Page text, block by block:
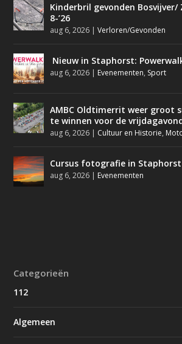
Kinderbril gevonden Bosvijver/
8-’26
aug 6, 2026 |Verloren/Gevonden
Nieuw in Staphorst:
aug 6, 2026 | Evenementen, Sport
AMBC Oldtimerrit weer groot
te winnen voor de
aug 6, 2026 | Cultuur en Historie,
Cursus fotografie in Staphorst
aug 6, 2026 | Evenementen
Categorieën
112
Algemeen